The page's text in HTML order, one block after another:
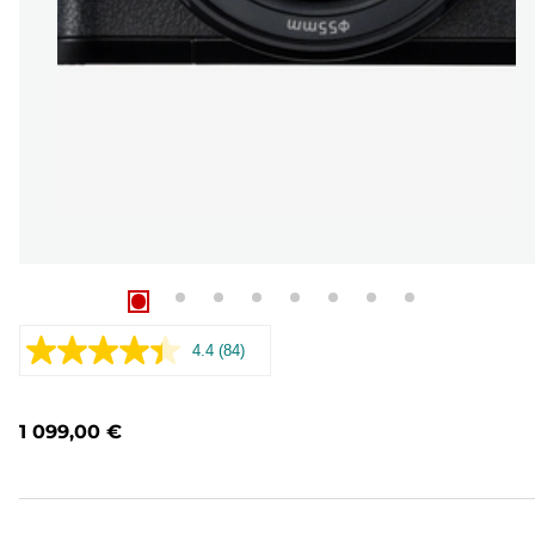
4.4 Lue
(84)
1 099,00 €